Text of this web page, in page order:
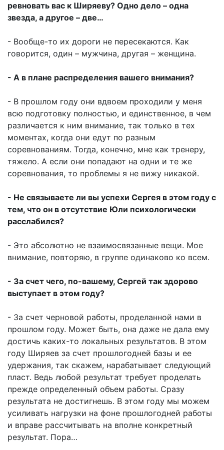
ревновать вас к Ширяеву? Одно дело – одна
звезда, а другое – две…
- Вообще-то их дороги не пересекаются. Как
говорится, один – мужчина, другая – женщина.
- А в плане распределения вашего внимания?
- В прошлом году они вдвоем проходили у меня
всю подготовку полностью, и единственное, в чем
различается к ним внимание, так только в тех
моментах, когда они едут по разным
соревнованиям. Тогда, конечно, мне как тренеру,
тяжело. А если они попадают на одни и те же
соревнования, то проблемы я не вижу никакой.
- Не связываете ли вы успехи Сергея в этом году с
тем, что он в отсутствие Юли психологически
расслабился?
- Это абсолютно не взаимосвязанные вещи. Мое
внимание, повторяю, в группе одинаково ко всем.
- За счет чего, по-вашему, Сергей так здорово
выступает в этом году?
- За счет черновой работы, проделанной нами в
прошлом году. Может быть, она даже не дала ему
достичь каких-то локальных результатов. В этом
году Ширяев за счет прошлогодней базы и ее
удержания, так скажем, нарабатывает следующий
пласт. Ведь любой результат требует проделать
прежде определенный объем работы. Сразу
результата не достигнешь. В этом году мы можем
усиливать нагрузки на фоне прошлогодней работы
и вправе рассчитывать на вполне конкретный
результат. Пора…